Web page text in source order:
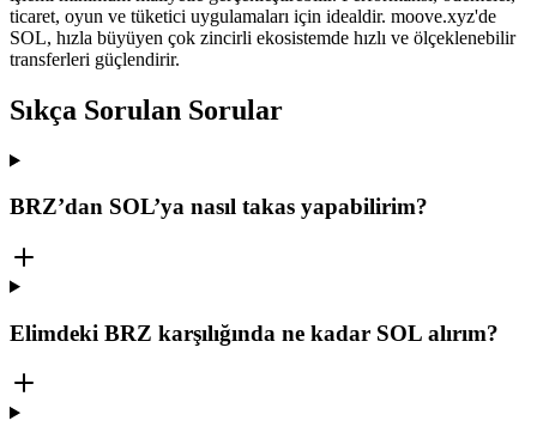
ticaret, oyun ve tüketici uygulamaları için idealdir. moove.xyz'de
SOL, hızla büyüyen çok zincirli ekosistemde hızlı ve ölçeklenebilir
transferleri güçlendirir.
Sıkça Sorulan Sorular
BRZ’dan SOL’ya nasıl takas yapabilirim?
Elimdeki BRZ karşılığında ne kadar SOL alırım?